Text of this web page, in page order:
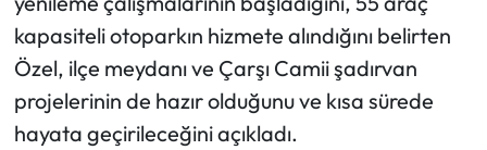
kapasiteli otoparkın hizmete alındığını belirten
Özel, ilçe meydanı ve Çarşı Camii şadırvan
projelerinin de hazır olduğunu ve kısa sürede
hayata geçirileceğini açıkladı.